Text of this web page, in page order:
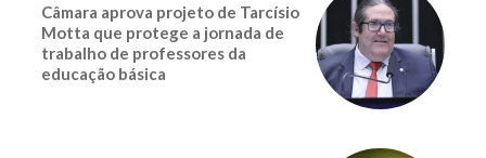
Câmara aprova projeto de Tarcísio
Motta que protege a jornada de
trabalho de professores da
educação básica